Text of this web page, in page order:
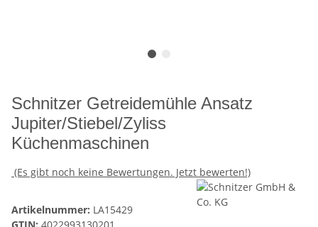
Schnitzer Getreidemühle Ansatz
Jupiter/Stiebel/Zyliss
Küchenmaschinen
(Es gibt noch keine Bewertungen. Jetzt bewerten!)
Artikelnummer: LA15429